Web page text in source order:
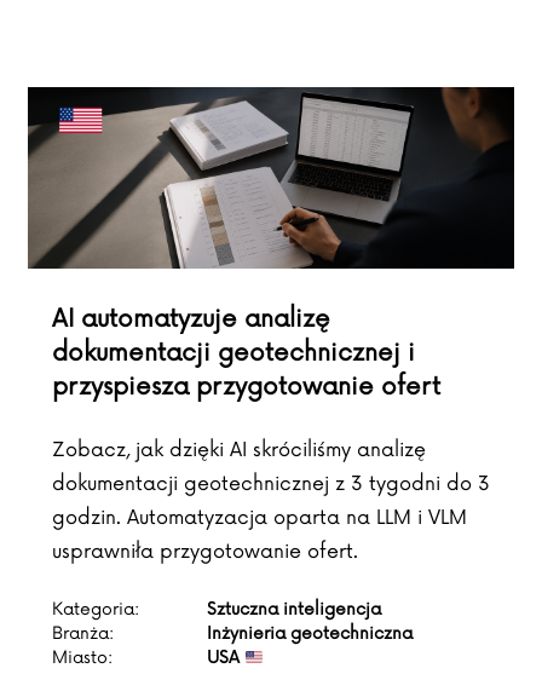
AI automatyzuje analizę
dokumentacji geotechnicznej i
przyspiesza przygotowanie ofert
Zobacz, jak dzięki AI skróciliśmy analizę
dokumentacji geotechnicznej z 3 tygodni do 3
godzin. Automatyzacja oparta na LLM i VLM
usprawniła przygotowanie ofert.
Kategoria:
Sztuczna inteligencja
Branża:
Inżynieria geotechniczna
Miasto:
USA